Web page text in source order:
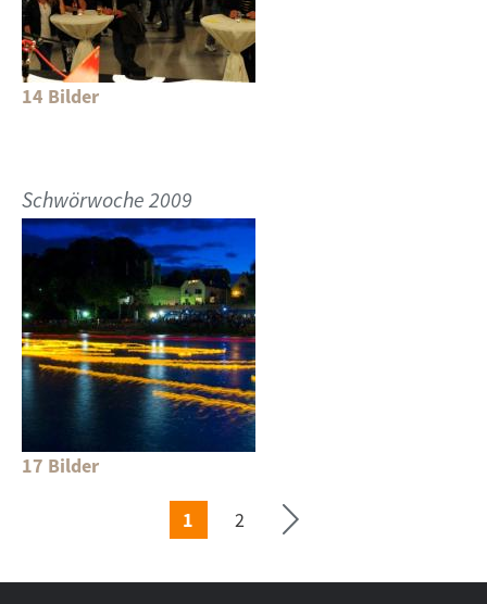
14 Bilder
Schwörwoche 2009
17 Bilder
1 2